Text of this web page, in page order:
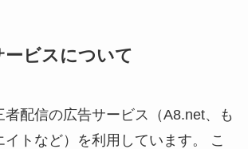
ービスについて
者配信の広告サービス（A8.net、も
イトなど）を利用しています。 こ